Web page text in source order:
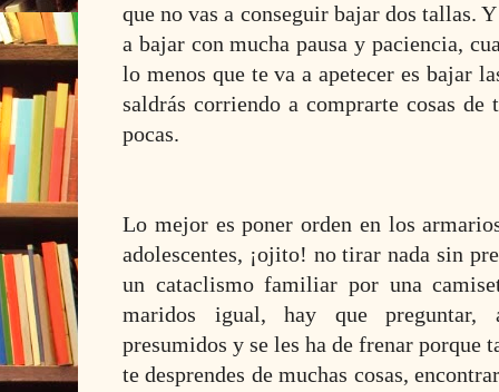
que no vas a conseguir bajar dos tallas.
a bajar con mucha pausa y paciencia,
lo menos que te va a apetecer es bajar
saldrás corriendo a comprarte cosas de
pocas.
Lo mejor es poner orden en los
adolescentes, ¡ojito! no tirar nada sin
un cataclismo familiar por una
maridos igual, hay que preguntar,
presumidos y se les ha de frenar porque
te desprendes de muchas cosas,